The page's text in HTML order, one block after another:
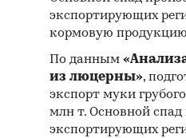
экспортирующих
кормовую
По данным
из люцерны»,
экспорт муки
млн т. Основной
экспортирующих